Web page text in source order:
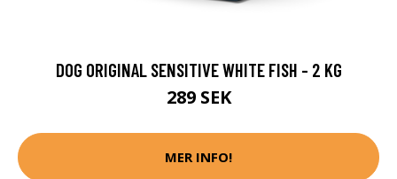
DOG ORIGINAL SENSITIVE WHITE FISH - 2 KG
289 SEK
MER INFO!